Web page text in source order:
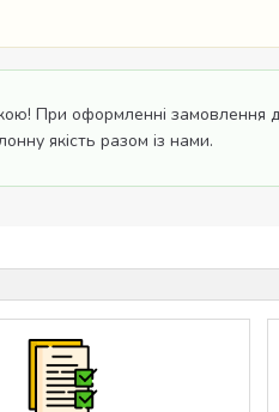
При оформленні замовлення
якість разом із нами.